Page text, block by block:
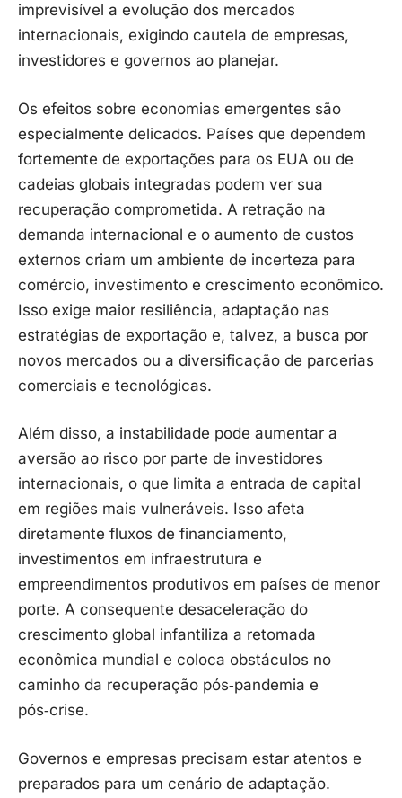
imprevisível a evolução dos mercados
internacionais, exigindo cautela de empresas,
investidores e governos ao planejar.
Os efeitos sobre economias emergentes são
especialmente delicados. Países que dependem
fortemente de exportações para os EUA ou de
cadeias globais integradas podem ver sua
recuperação comprometida. A retração na
demanda internacional e o aumento de custos
externos criam um ambiente de incerteza para
comércio, investimento e crescimento econômico.
Isso exige maior resiliência, adaptação nas
estratégias de exportação e, talvez, a busca por
novos mercados ou a diversificação de parcerias
comerciais e tecnológicas.
Além disso, a instabilidade pode aumentar a
aversão ao risco por parte de investidores
internacionais, o que limita a entrada de capital
em regiões mais vulneráveis. Isso afeta
diretamente fluxos de financiamento,
investimentos em infraestrutura e
empreendimentos produtivos em países de menor
porte. A consequente desaceleração do
crescimento global infantiliza a retomada
econômica mundial e coloca obstáculos no
caminho da recuperação pós‑pandemia e
pós‑crise.
Governos e empresas precisam estar atentos e
preparados para um cenário de adaptação.